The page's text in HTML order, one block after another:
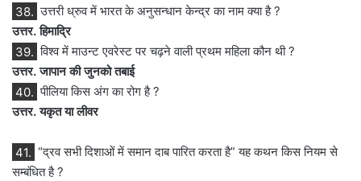
38. उत्तरी ध्रुव में भारत के अनुसन्धान केन्द्र का नाम क्या है ?
उत्तर. हिमाद्रि
39. विश्व में माउन्ट एवरेस्ट पर चढ़ने वाली प्रथम महिला कौन थी ?
उत्तर. जापान की जुनको तबाई
40. पीलिया किस अंग का रोग है ?
उत्तर. यकृत या लीवर
41. “द्रव सभी दिशाओं में समान दाब पारित करता है” यह कथन किस नियम से
सम्बंधित है ?